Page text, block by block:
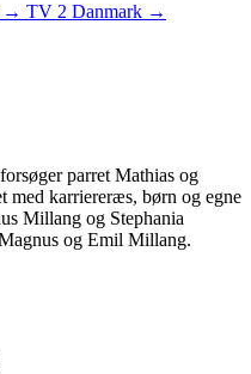
→ TV 2 Danmark →
parret Mathias og
karriereræs, børn og egne
Millang og Stephania
og Emil Millang.